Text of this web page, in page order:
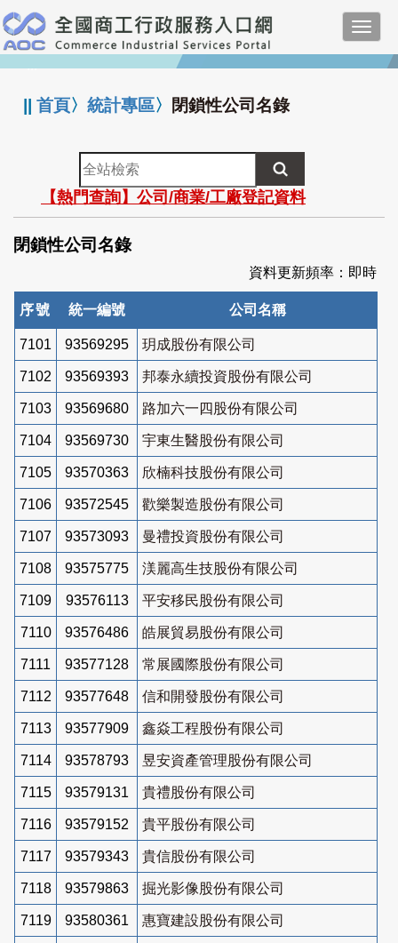
跳
到
主
要
:::
||首頁〉統計專區〉 閉鎖性公司名錄
全
站
檢
索
【熱門查詢】公司/商業/工廠登記資料
閉鎖性公司名錄
資料更新頻率：即時
序號 統一編號 公司名稱
7101 93569295 玥成股份有限公司
7102 93569393 邦泰永續投資股份有限公司
7103 93569680 路加六一四股份有限公司
7104 93569730 宇東生醫股份有限公司
7105 93570363 欣楠科技股份有限公司
7106 93572545 歡樂製造股份有限公司
7107 93573093 曼禮投資股份有限公司
7108 93575775 渼麗高生技股份有限公司
7109 93576113 平安移民股份有限公司
7110 93576486 皓展貿易股份有限公司
7111 93577128 常展國際股份有限公司
7112 93577648 信和開發股份有限公司
7113 93577909 鑫焱工程股份有限公司
7114 93578793 昱安資產管理股份有限公司
7115 93579131 貴禮股份有限公司
7116 93579152 貴平股份有限公司
7117 93579343 貴信股份有限公司
7118 93579863 掘光影像股份有限公司
7119 93580361 惠寶建設股份有限公司